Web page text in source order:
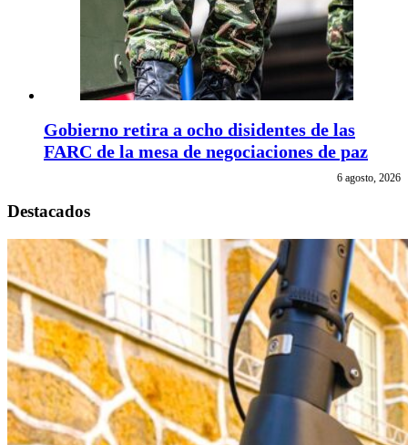
Gobierno retira a ocho disidentes de las
FARC de la mesa de negociaciones de paz
6 agosto, 2026
Destacados